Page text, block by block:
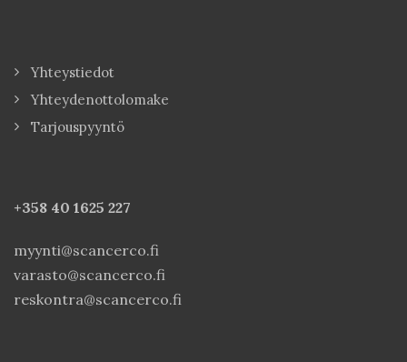
Yhteystiedot
Yhteydenottolomake
Tarjouspyyntö
+358 40 1625 227
myynti@scancerco.fi
varasto@scancerco.fi
reskontra@scancerco.fi